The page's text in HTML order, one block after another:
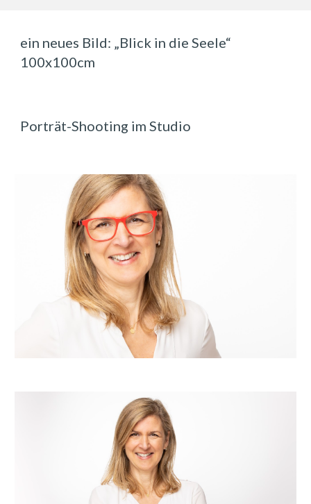
ein neues Bild: „Blick in die Seele“
100x100cm
Porträt-Shooting im Studio